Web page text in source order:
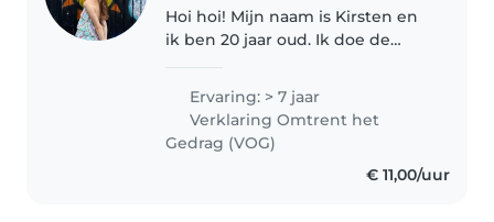
Hoi hoi! Mijn naam is Kirsten en
ik ben 20 jaar oud. Ik doe de
dus ik ben erg creatief en
leergierig. Al sinds ik 11 ben pas..
Ervaring: > 7 jaar
Verklaring Omtrent het
Gedrag (VOG)
€ 11,00/uur